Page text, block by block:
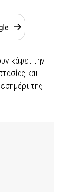
κάψει την
και
της